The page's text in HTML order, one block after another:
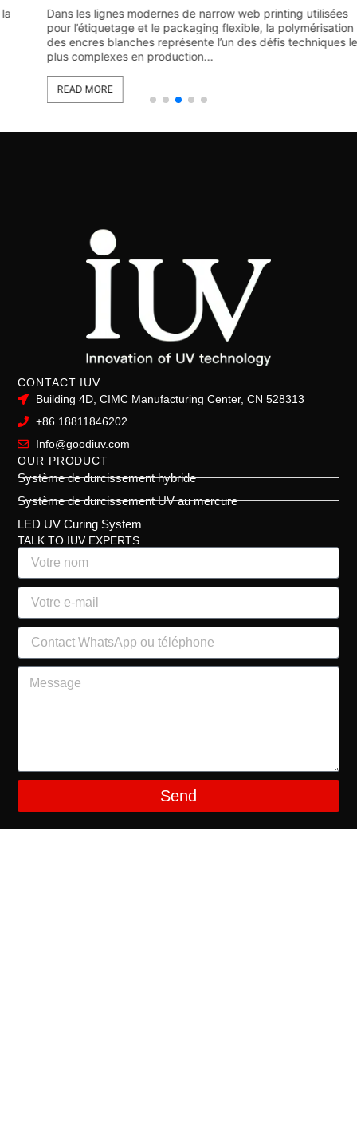
Dans les lignes modernes de narrow web printing utilisées
pour l’étiquetage et le packaging flexible, la polymérisation
des encres blanches représente l’un des défis techniques les
plus complexes en production...
READ MORE
CONTACT IUV
Building 4D, CIMC Manufacturing Center, CN 528313
+86 18811846202
Info@goodiuv.com
OUR PRODUCT
Système de durcissement hybride
Système de durcissement UV au mercure
LED UV Curing System
TALK TO IUV EXPERTS
Send